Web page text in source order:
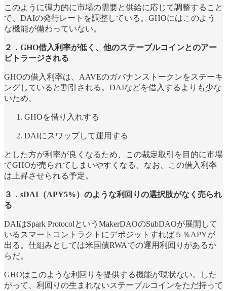
このように弾力的に市場の需要と供給に応じて調整すること
で、DAIの発行レートを調整している。GHOにはこのよう
な機能が備わっていない。
２．GHO借入利率が低く、他のステーブルコインとのアー
ビトラージされる
GHOの借入利率は、AAVEのガバナンストークンをステーキ
ングしていると割引される。DAIなどを借入するよりも少な
いため、
GHOを借り入れする
DAIにスワップして運用する
とした方が利率が良くなるため、この裁定取引を目的に市場
でGHOが売られてしまいやすくなる。なお、この借入利率
は上昇させられる予定。
３．sDAI（APY5%）のような利回りの選択肢がなく売られ
る
DAIはSpark ProtocolというMakerDAOのSubDAOが展開して
いるスマートコントラクトにデポジットすれば５％APYが
出る。仕組みとしては米国債RWAでの運用利回りがあるか
らだ。
GHOはこのような利回りを提供する機能が現状ない。した
がって、利回りの生まれないステーブルコインをただ持って